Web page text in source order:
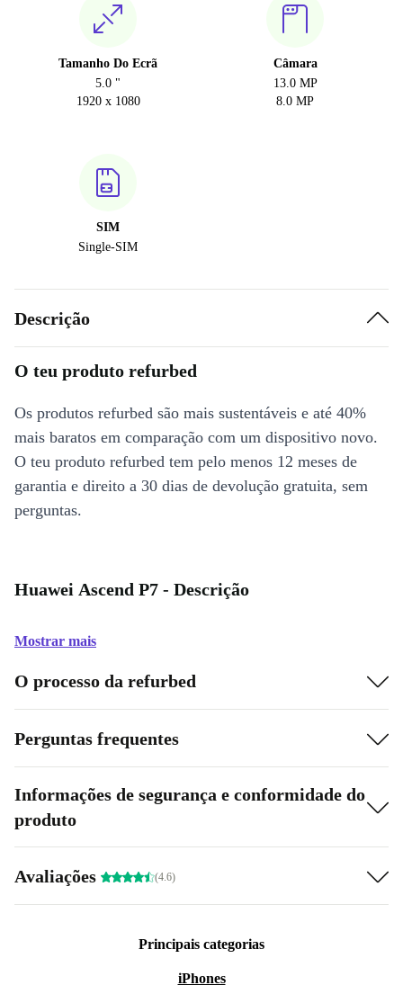
Tamanho Do Ecrã
5.0 "
1920 x 1080
Câmara
13.0 MP
8.0 MP
SIM
Single-SIM
Descrição
O teu produto refurbed
Os produtos refurbed são mais sustentáveis e até 40%
mais baratos em comparação com um dispositivo novo.
O teu produto refurbed tem pelo menos 12 meses de
garantia e direito a 30 dias de devolução gratuita, sem
perguntas.
Huawei Ascend P7 - Descrição
Mostrar mais
O processo da refurbed
Perguntas frequentes
Informações de segurança e conformidade do
produto
Avaliações (4.6)
Principais categorias
iPhones